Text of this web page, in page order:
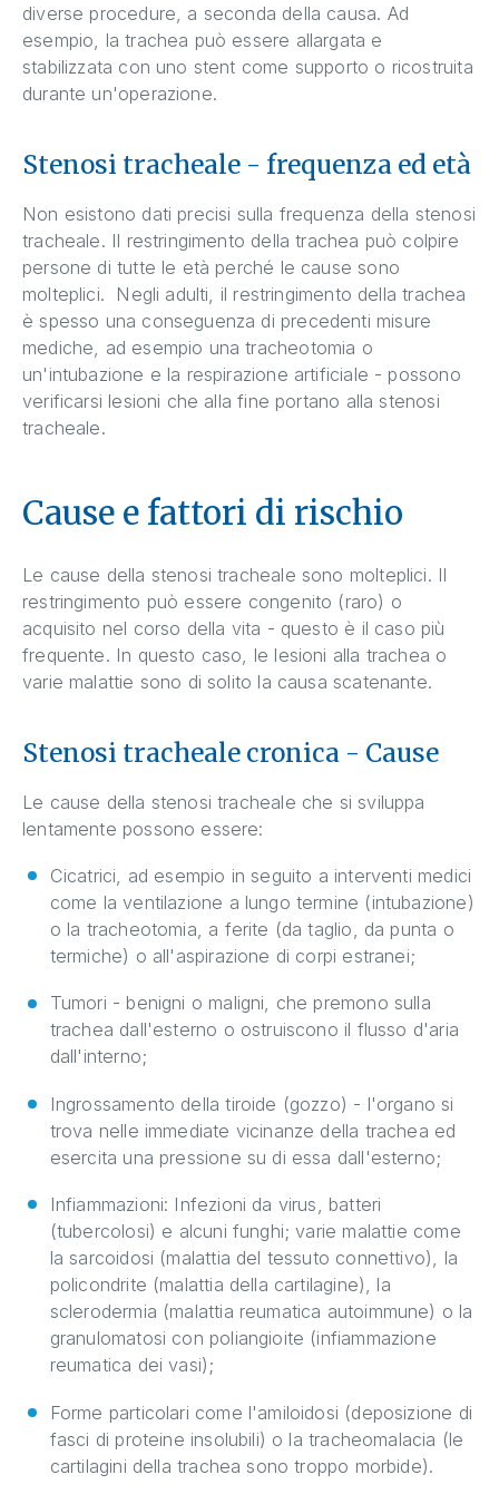
diverse procedure, a seconda della causa. Ad
esempio, la trachea può essere allargata e
stabilizzata con uno stent come supporto o ricostruita
durante un'operazione.
Stenosi tracheale - frequenza ed età
Non esistono dati precisi sulla frequenza della stenosi
tracheale. Il restringimento della trachea può colpire
persone di tutte le età perché le cause sono
molteplici. Negli adulti, il restringimento della trachea
è spesso una conseguenza di precedenti misure
mediche, ad esempio una tracheotomia o
un'intubazione e la respirazione artificiale - possono
verificarsi lesioni che alla fine portano alla stenosi
tracheale.
Cause e fattori di rischio
Le cause della stenosi tracheale sono molteplici. Il
restringimento può essere congenito (raro) o
acquisito nel corso della vita - questo è il caso più
frequente. In questo caso, le lesioni alla trachea o
varie malattie sono di solito la causa scatenante.
Stenosi tracheale cronica - Cause
Le cause della stenosi tracheale che si sviluppa
lentamente possono essere:
Cicatrici, ad esempio in seguito a interventi medici
come la ventilazione a lungo termine (intubazione)
o la tracheotomia, a ferite (da taglio, da punta o
termiche) o all'aspirazione di corpi estranei;
Tumori - benigni o maligni, che premono sulla
trachea dall'esterno o ostruiscono il flusso d'aria
dall'interno;
Ingrossamento della tiroide (gozzo) - l'organo si
trova nelle immediate vicinanze della trachea ed
esercita una pressione su di essa dall'esterno;
Infiammazioni: Infezioni da virus, batteri
(tubercolosi) e alcuni funghi; varie malattie come
la sarcoidosi (malattia del tessuto connettivo), la
policondrite (malattia della cartilagine), la
sclerodermia (malattia reumatica autoimmune) o la
granulomatosi con poliangioite (infiammazione
reumatica dei vasi);
Forme particolari come l'amiloidosi (deposizione di
fasci di proteine insolubili) o la tracheomalacia (le
cartilagini della trachea sono troppo morbide).